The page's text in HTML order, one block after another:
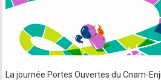
La journée Portes Ouvertes du Cnam-